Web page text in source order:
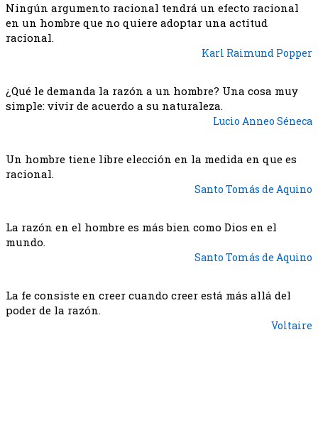
Ningún argumento racional tendrá un efecto racional
en un hombre que no quiere adoptar una actitud
racional.
Karl Raimund Popper
¿Qué le demanda la razón a un hombre? Una cosa muy
simple: vivir de acuerdo a su naturaleza.
Lucio Anneo Séneca
Un hombre tiene libre elección en la medida en que es
racional.
Santo Tomás de Aquino
La razón en el hombre es más bien como Dios en el
mundo.
Santo Tomás de Aquino
La fe consiste en creer cuando creer está más allá del
poder de la razón.
Voltaire